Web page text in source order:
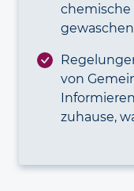
von
zuhause,